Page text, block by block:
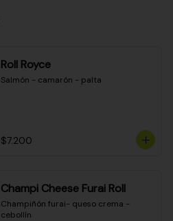
Roll Royce
Salmón - camarón - palta
$7.200
Champi Cheese Furai Roll
Champiñón furai- queso crema -
cebollín